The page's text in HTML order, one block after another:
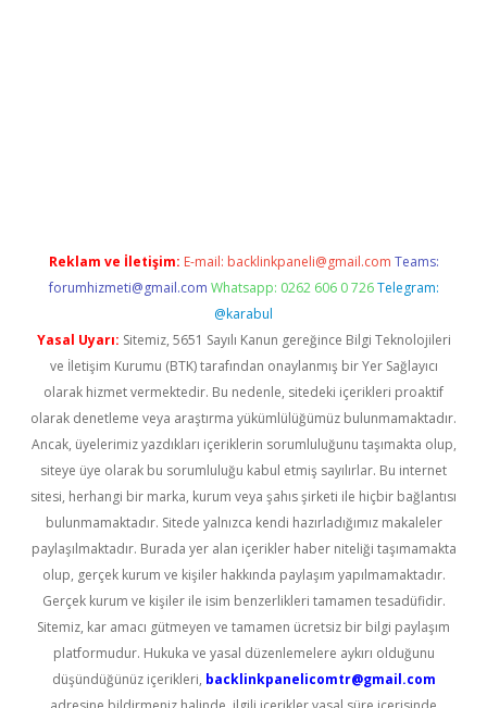
Reklam ve İletişim: E-mail: backlinkpaneli@gmail.com Teams:
forumhizmeti@gmail.com Whatsapp: 0262 606 0 726 Telegram:
@karabul
Yasal Uyarı: Sitemiz, 5651 Sayılı Kanun gereğince Bilgi Teknolojileri
ve İletişim Kurumu (BTK) tarafından onaylanmış bir Yer Sağlayıcı
olarak hizmet vermektedir. Bu nedenle, sitedeki içerikleri proaktif
olarak denetleme veya araştırma yükümlülüğümüz bulunmamaktadır.
Ancak, üyelerimiz yazdıkları içeriklerin sorumluluğunu taşımakta olup,
siteye üye olarak bu sorumluluğu kabul etmiş sayılırlar. Bu internet
sitesi, herhangi bir marka, kurum veya şahıs şirketi ile hiçbir bağlantısı
bulunmamaktadır. Sitede yalnızca kendi hazırladığımız makaleler
paylaşılmaktadır. Burada yer alan içerikler haber niteliği taşımamakta
olup, gerçek kurum ve kişiler hakkında paylaşım yapılmamaktadır.
Gerçek kurum ve kişiler ile isim benzerlikleri tamamen tesadüfidir.
Sitemiz, kar amacı gütmeyen ve tamamen ücretsiz bir bilgi paylaşım
platformudur. Hukuka ve yasal düzenlemelere aykırı olduğunu
düşündüğünüz içerikleri, backlinkpanelicomtr@gmail.com